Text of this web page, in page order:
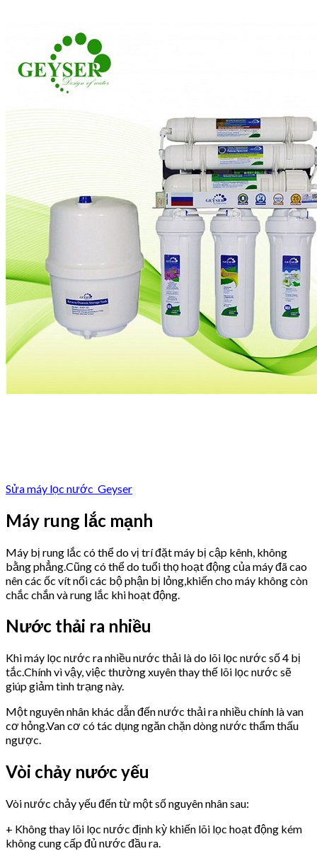
Sửa máy lọc nước Geyser
Máy rung lắc mạnh
Máy bị rung lắc có thể do vị trí đặt máy bị cập kênh, không
bằng phẳng.Cũng có thể do tuổi thọ hoạt động của máy đã cao
nên các ốc vít nối các bộ phận bị lỏng,khiến cho máy không còn
chắc chắn và rung lắc khi hoạt động.
Nước thải ra nhiều
Khi máy lọc nước ra nhiều nước thải là do lõi lọc nước số 4 bị
tắc.Chính vì vậy, việc thường xuyên thay thế lõi lọc nước sẽ
giúp giảm tình trạng này.
Một nguyên nhân khác dẫn đến nước thải ra nhiều chính là van
cơ hỏng.Van cơ có tác dụng ngăn chặn dòng nước thẩm thấu
ngược.
Vòi chảy nước yếu
Vòi nước chảy yếu đến từ một số nguyên nhân sau:
+ Không thay lõi lọc nước định kỳ khiến lõi lọc hoạt động kém
không cung cấp đủ nước đầu ra.